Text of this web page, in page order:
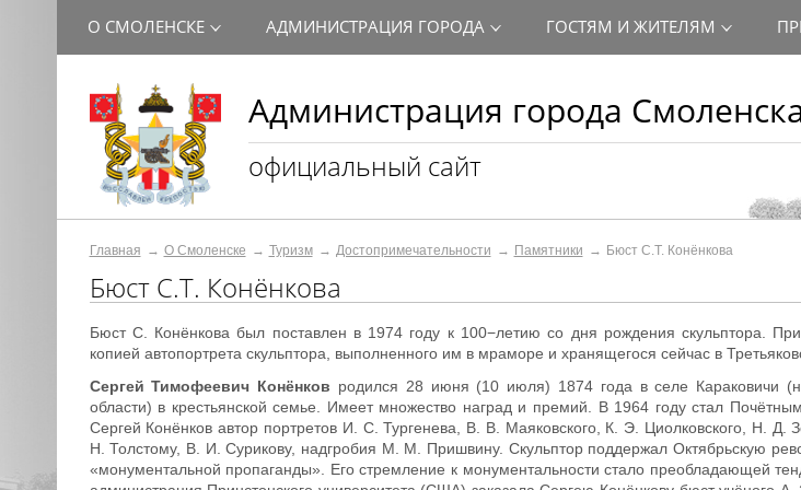
Администрация города
официальный сайт
О СМОЛЕНСКЕ АДМИНИСТРАЦИЯ ГОРОДА ГОСТЯМ И ЖИТЕЛЯМ
Главная О Смоленске Туризм Достопримечательности Памятники Бюст С.Т. Конёнкова
Бюст С.Т. Конёнкова
Бюст С. Конёнкова был поставлен в 1974 году к 100−летию со дня рождения скульптора.
копией автопортрета скульптора, выполненного им в мраморе и хранящегося сейчас в
Сергей Тимофеевич Конёнков родился 28 июня (10 июля) 1874 года в селе Караковичи
области) в крестьянской семье. Имеет множество наград и премий. В 1964 году стал
Сергей Конёнков автор портретов И. С. Тургенева, В. В. Маяковского, К. Э. Циолковского, Н. Д.
Н. Толстому, В. И. Сурикову, надгробия М. М. Пришвину. Скульптор поддержал Октябрьскую
«монументальной пропаганды». Его стремление к монументальности стало преобладающей